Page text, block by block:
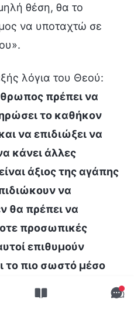
θέση, θα το
να υποταχτώ σε
λόγια του Θεού:
πρέπει να
το καθήκον
να επιδιώξει να
κάνει άλλες
άξιος της αγάπης
να
θα πρέπει να
προσωπικές
επιθυμούν
το πιο σωστό μέσο
πράξη είναι η